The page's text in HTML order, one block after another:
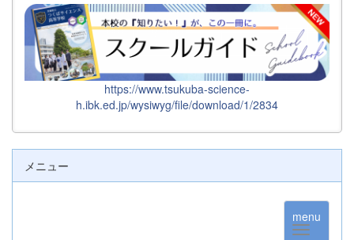
https://www.tsukuba-science-
h.ibk.ed.jp/wysiwyg/file/download/1/2834
メニュー
menu